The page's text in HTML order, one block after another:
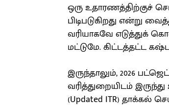
ஒரு உதாரணத்திற்குச்
பிடிபடுகிறது என்று
வரியாகவே எடுத்துக்
மட்டுமே. கிட்டத்தட்ட
இருந்தாலும், 2026
வரித்துறையிடம்
(Updated ITR) தாக்கல்